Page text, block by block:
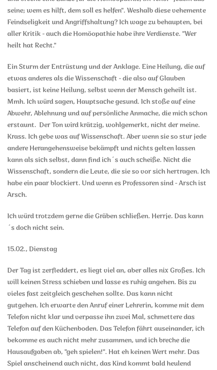
seine; wem es hilft, dem soll es helfen". Weshalb diese vehemente
Feindseligkeit und Angriffshaltung? Ich wage zu behaupten, bei
aller Kritik - auch die Homöopathie habe ihre Verdienste. "Wer
heilt hat Recht."
Ein Sturm der Entrüstung und der Anklage. Eine Heilung, die auf
etwas anderes als die Wissenschaft - die also auf Glauben
basiert, ist keine Heilung, selbst wenn der Mensch geheilt ist.
Mmh. Ich würd sagen, Hauptsache gesund. Ich stoße auf eine
Abwehr, Ablehnung und auf persönliche Anmache, die mich schon
erstaunt. Der Ton wird krätzig, wohlgemerkt, nicht der meine.
Krass. Ich gebe was auf Wissenschaft. Aber wenn sie so stur jede
andere Herangehensweise bekämpft und nichts gelten lassen
kann als sich selbst, dann find ich´s auch scheiße. Nicht die
Wissenschaft, sondern die Leute, die sie so vor sich hertragen. Ich
habe ein paar blockiert. Und wenn es Professoren sind - Arsch ist
Arsch.
Ich würd trotzdem gerne die Gräben schließen. Herrje. Das kann
´s doch nicht sein.
15.02., Dienstag
Der Tag ist zerfleddert, es liegt viel an, aber alles nix Großes. Ich
will keinen Stress schieben und lasse es ruhig angehen. Bis zu
vieles fast zeitgleich geschehen sollte. Das kann nicht
gutgehen. Ich erwarte den Anruf einer Lehrerin, komme mit dem
Telefon nicht klar und verpasse ihn zwei Mal, schmettere das
Telefon auf den Küchenboden. Das Telefon fährt auseinander, ich
bekomme es auch nicht mehr zusammen, und ich breche die
Hausaufgaben ab, "geh spielen!". Hat eh keinen Wert mehr. Das
Spiel anscheinend auch nicht, das Kind kommt bald heulend